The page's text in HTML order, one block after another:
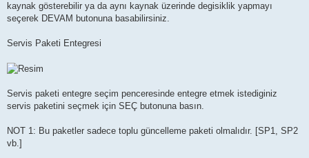
kaynak gösterebilir ya da aynı kaynak üzerinde degisiklik yapmayı
seçerek DEVAM butonuna basabilirsiniz.
Servis Paketi Entegresi
Servis paketi entegre seçim penceresinde entegre etmek istediginiz
servis paketini seçmek için SEÇ butonuna basın.
NOT 1: Bu paketler sadece toplu güncelleme paketi olmalıdır. [SP1, SP2
vb.]